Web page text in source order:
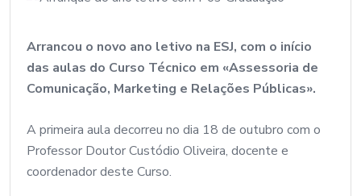
Arrancou o novo ano letivo na ESJ, com o início
das aulas do Curso Técnico em «Assessoria de
Comunicação, Marketing e Relações Públicas».
A primeira aula decorreu no dia 18 de outubro com o
Professor Doutor Custódio Oliveira, docente e
coordenador deste Curso.